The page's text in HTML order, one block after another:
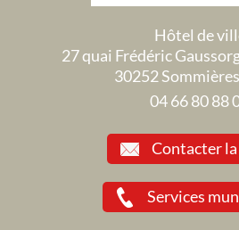
Hôtel de
27 quai Frédéric
30252
04 66 80 88
Contacter
Services